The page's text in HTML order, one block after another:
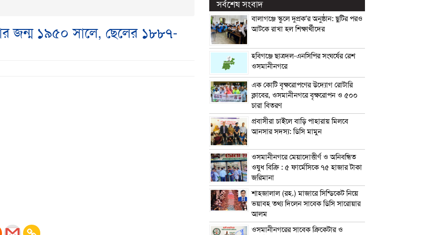
জন্ম ১৯৫০ সালে, ছেলের ১৮৮৭-
সর্বশেষ সংবাদ
বালাগঞ্জে স্কুলে দুপ্রক’র অনুষ্ঠান: ছুটির পরও
আটকে রাখা হল শিক্ষার্থীদের
হবিগঞ্জে ছাত্রদল-এনসিপির সংঘর্ষের রেশ
ওসমানীনগরে
এক কোটি বৃক্ষরোপণের উদ্যোগ রোটারি
ক্লাবের, ওসমানীনগরে বৃক্ষরোপন ও ৫০০
চারা বিতরণ
প্রবাসীরা চাইলে বাড়ি পাহারায় মিলবে
আনসার সদস্য: ডিসি মামুন
ওসমানীনগরে মেয়াদোত্তীর্ণ ও অনিবন্ধিত
ওষুধ বিক্রি : ৫ ফার্মেসিকে ৭৫ হাজার টাকা
জরিমানা
শাহজালাল (রহ.) মাজারে সিন্ডিকেট নিয়ে
ভয়াবহ তথ্য দিলেন সাবেক ডিসি সারোয়ার
আলম
ওসমানীনগরের সাবেক ক্রিকেটার ও